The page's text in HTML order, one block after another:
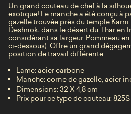
Un grand couteau de chef à la
exotique! Le manche a été conçu à
gazelle trouvée près du temple
Deshnok, dans le désert du Thar en
considérant sa largeur. Pommeau
ci-dessous). Offre un grand
position de travail différente.
Lame: acier carbone
Manche: corne de gazelle, acier
Dimensions: 32 X 4,8 cm
Prix pour ce type de couteau: 825$